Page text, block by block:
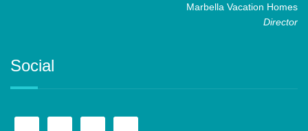
Marbella Vacation Homes
Director
Social